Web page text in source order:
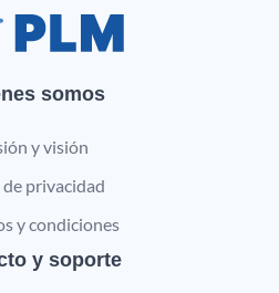
somos
y visión
privacidad
y condiciones
y soporte